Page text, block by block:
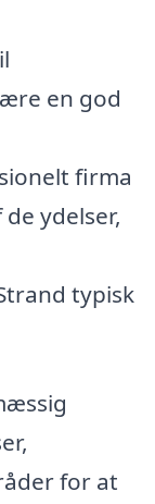
en god
firma
ydelser,
typisk
for at